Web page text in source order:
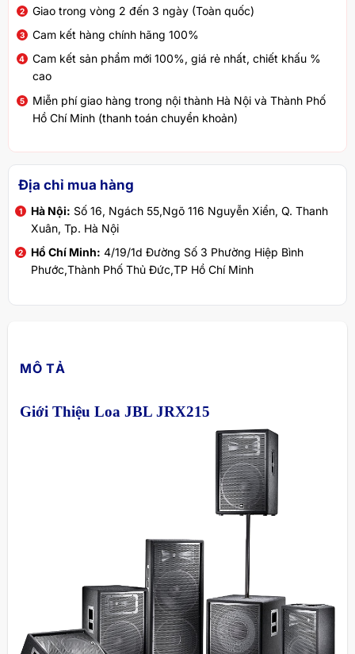
Giao trong vòng 2 đến 3 ngày (Toàn quốc)
Cam kết hàng chính hãng 100%
Cam kết sản phẩm mới 100%, giá rẻ nhất, chiết khấu %
cao
Miễn phí giao hàng trong nội thành Hà Nội và Thành Phố
Hồ Chí Minh (thanh toán chuyển khoản)
Địa chỉ mua hàng
Hà Nội: Số 16, Ngách 55,Ngõ 116 Nguyễn Xiển, Q. Thanh
Xuân, Tp. Hà Nội
Hồ Chí Minh: 4/19/1d Đường Số 3 Phường Hiệp Bình
Phước,Thành Phố Thủ Đức,TP Hồ Chí Minh
MÔ TẢ
Giới Thiệu Loa JBL JRX215